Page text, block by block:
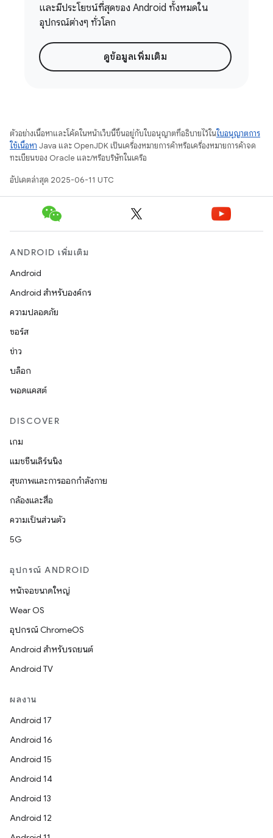
และมีประโยชน์ที่สุดของ Android ทั้งหมดใน
อุปกรณ์ต่างๆ ทั่วโลก
ดูข้อมูลเพิ่มเติม
ตัวอย่างเนื้อหาและโค้ดในหน้าเว็บนี้ขึ้นอยู่กับใบอนุญาตที่อธิบายไว้ในใบอนุญาตการ
ใช้เนื้อหา Java และ OpenJDK เป็นเครื่องหมายการค้าหรือเครื่องหมายการค้าจด
ทะเบียนของ Oracle และ/หรือบริษัทในเครือ
อัปเดตล่าสุด 2025-06-11 UTC
ANDROID เพิ่มเติม
Android
Android สำหรับองค์กร
ความปลอดภัย
ซอร์ส
ข่าว
บล็อก
พอดแคสต์
DISCOVER
เกม
แมชชีนเลิร์นนิง
สุขภาพและการออกกำลังกาย
กล้องและสื่อ
ความเป็นส่วนตัว
5G
อุปกรณ์ ANDROID
หน้าจอขนาดใหญ่
Wear OS
อุปกรณ์ ChromeOS
Android สำหรับรถยนต์
Android TV
ผลงาน
Android 17
Android 16
Android 15
Android 14
Android 13
Android 12